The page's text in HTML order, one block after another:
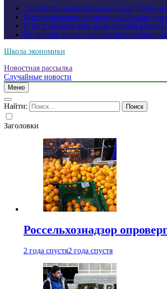
Лантратова анонсировала новый обмен
Патрушев отметил потенциал России для
В ВСУ начался хаос из-за успехов
ВС России вновь ударили по морским
Школа экономики
Новостная рассылка
Случайные новости
Меню
Найти:
Заголовки
Россельхознадзор
2 года спустя2 года спустя